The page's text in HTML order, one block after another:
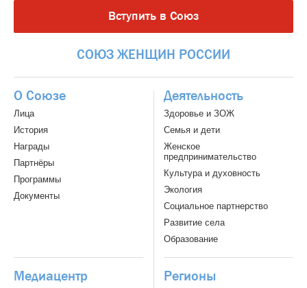
Вступить в Союз
СОЮЗ ЖЕНЩИН РОССИИ
О Союзе
Лица
История
Награды
Партнёры
Программы
Документы
Деятельность
Здоровье и ЗОЖ
Семья и дети
Женское
предпринимательство
Культура и духовность
Экология
Социальное партнерство
Развитие села
Образование
Медиацентр Регионы